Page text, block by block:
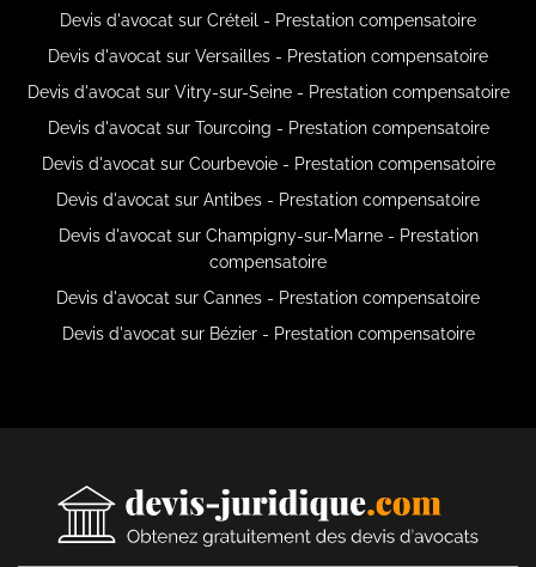
Devis d'avocat sur Créteil - Prestation compensatoire
Devis d'avocat sur Versailles - Prestation compensatoire
Devis d'avocat sur Vitry-sur-Seine - Prestation compensatoire
Devis d'avocat sur Tourcoing - Prestation compensatoire
Devis d'avocat sur Courbevoie - Prestation compensatoire
Devis d'avocat sur Antibes - Prestation compensatoire
Devis d'avocat sur Champigny-sur-Marne - Prestation
compensatoire
Devis d'avocat sur Cannes - Prestation compensatoire
Devis d'avocat sur Bézier - Prestation compensatoire